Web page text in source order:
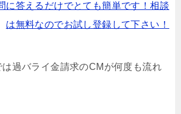
に答えるだけでとても簡単です！相談
は無料なのでお試し登録して下さい！
過バライ金請求のCMが何度も流れ